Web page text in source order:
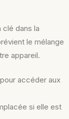
dans la
le mélange
appareil.
accéder aux
si elle est